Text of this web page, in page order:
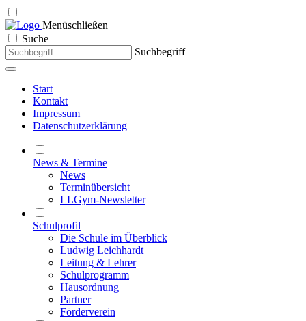
Menüschließen
Suche
Suchbegriff
Start
Kontakt
Impressum
Datenschutzerklärung
News & Termine
News
Terminübersicht
LLGym-Newsletter
Schulprofil
Die Schule im Überblick
Ludwig Leichhardt
Leitung & Lehrer
Schulprogramm
Hausordnung
Partner
Förderverein